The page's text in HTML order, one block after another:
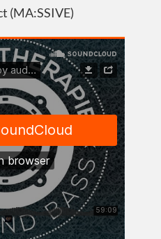
(MA:SSIVE)